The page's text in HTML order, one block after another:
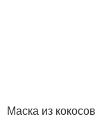
Маска из